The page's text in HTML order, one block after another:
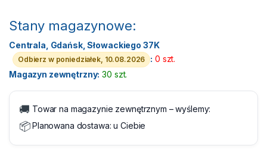
Stany magazynowe:
Centrala, Gdańsk, Słowackiego 37K
Odbierz w poniedziałek, 10.08.2026 : 0 szt.
Magazyn zewnętrzny: 30 szt.
🚚 Towar na magazynie zewnętrznym – wyślemy:
📦Planowana dostawa:u Ciebie